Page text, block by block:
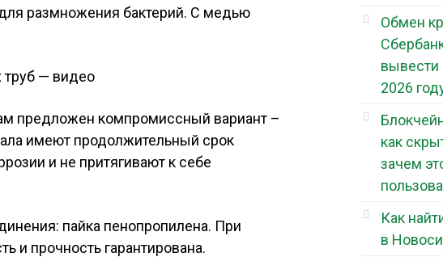
размножения бактерий. С медью
труб — видео
предложен компромиссный вариант –
имеют продолжительный срок
и не притягивают к себе
пайка пенопропилена. При
и прочность гарантирована.
Обмен
вывести
2026
как
зачем
Как
в